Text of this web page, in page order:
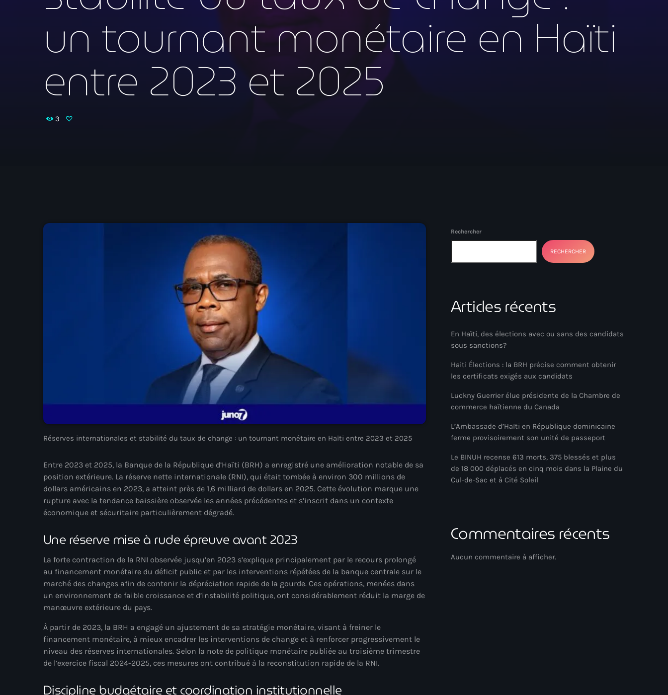
mai 2026
mars 2026
janvier 2026
mai 2024
‘Pwogram Biden
“Viv Ansanm”
#HPK
#KPK
#NouBoukeTann
un tournant monétaire en Haïti
entre 2023 et 2025
3
Réserves internationales et stabilité du taux de change : un tournant monétaire en Haïti entre 2023 et 2025
Entre 2023 et 2025, la Banque de la République d’Haïti (BRH) a enregistré une amélioration notable de sa
position extérieure. La réserve nette internationale (RNI), qui était tombée à environ 300 millions de
dollars américains en 2023, a atteint près de 1,6 milliard de dollars en 2025. Cette évolution marque une
rupture avec la tendance baissière observée les années précédentes et s’inscrit dans un contexte
économique et sécuritaire particulièrement dégradé.
Une réserve mise à rude épreuve avant 2023
La forte contraction de la RNI observée jusqu’en 2023 s’explique principalement par le recours prolongé
au financement monétaire du déficit public et par les interventions répétées de la banque centrale sur le
marché des changes afin de contenir la dépréciation rapide de la gourde. Ces opérations, menées dans
un environnement de faible croissance et d’instabilité politique, ont considérablement réduit la marge de
manœuvre extérieure du pays.
À partir de 2023, la BRH a engagé un ajustement de sa stratégie monétaire, visant à freiner le
financement monétaire, à mieux encadrer les interventions de change et à renforcer progressivement le
niveau des réserves internationales. Selon la note de politique monétaire publiée au troisième trimestre
de l’exercice fiscal 2024-2025, ces mesures ont contribué à la reconstitution rapide de la RNI.
Discipline budgétaire et coordination institutionnelle
Rechercher
RECHERCHER
Articles récents
En Haïti, des élections avec ou sans des candidats
sous sanctions?
Haiti Élections : la BRH précise comment obtenir
les certificats exigés aux candidats
Luckny Guerrier élue présidente de la Chambre de
commerce haïtienne du Canada
L’Ambassade d’Haïti en République dominicaine
ferme provisoirement son unité de passeport
Le BINUH recense 613 morts, 375 blessés et plus
de 18 000 déplacés en cinq mois dans la Plaine du
Cul-de-Sac et à Cité Soleil
Commentaires récents
Aucun commentaire à afficher.